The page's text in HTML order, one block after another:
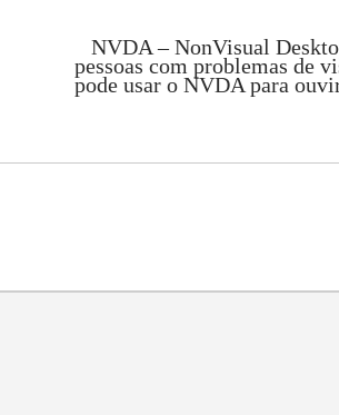
NVDA – NonVisual
pessoas com problemas de
pode usar o NVDA para